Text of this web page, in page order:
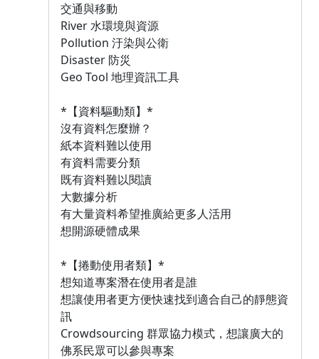
交通與移動
River 水環境與資源
Pollution 汙染與公衛
Disaster 防災
Geo Tool 地理資訊工具
*【資料驅動類】*
沒有資料怎麼辦？
紙本資料難以使用
有資料需要分類
既有資料難以閱讀
大數據分析
有大量資料希望推廣給更多人活用
想開源硬體成果
*【捲動使用者類】*
想知道專案潛在使用者是誰
想讓使用者更方便快速找到適合自己的靜態資
訊
Crowdsourcing 群眾協力模式，想讓廣大的
佛系民眾可以參與專案